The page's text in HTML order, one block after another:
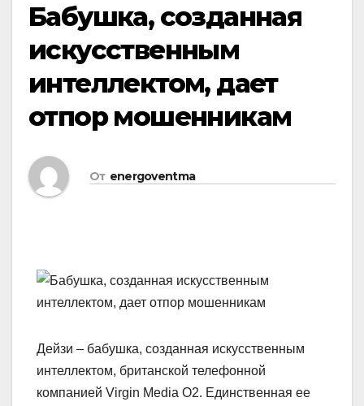
Бабушка, созданная
искусственным
интеллектом, дает
отпор мошенникам
От energoventma
Дейзи – бабушка, созданная искусственным
интеллектом, британской телефонной
компанией Virgin Media O2. Единственная ее